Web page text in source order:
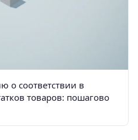
о соответствии в
товаров: пошагово